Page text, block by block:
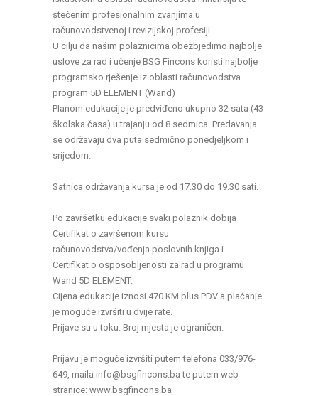
stečenim profesionalnim zvanjima u
računovodstvenoj i revizijskoj profesiji.
U cilju da našim polaznicima obezbjedimo najbolje
uslove za rad i učenje BSG Fincons koristi najbolje
programsko rješenje iz oblasti računovodstva –
program 5D ELEMENT (Wand)
Planom edukacije je predviđeno ukupno 32 sata (43
školska časa) u trajanju od 8 sedmica. Predavanja
se održavaju dva puta sedmično ponedjeljkom i
srijedom.
Satnica održavanja kursa je od 17.30 do 19.30 sati.
Po završetku edukacije svaki polaznik dobija
Certifikat o završenom kursu
računovodstva/vođenja poslovnih knjiga i
Certifikat o osposobljenosti za rad u programu
Wand 5D ELEMENT.
Cijena edukacije iznosi 470 KM plus PDV a plaćanje
je moguće izvršiti u dvije rate.
Prijave su u toku. Broj mjesta je ograničen.
Prijavu je moguće izvršiti putem telefona 033/976-
649, maila info@bsgfincons.ba te putem web
stranice: www.bsgfincons.ba